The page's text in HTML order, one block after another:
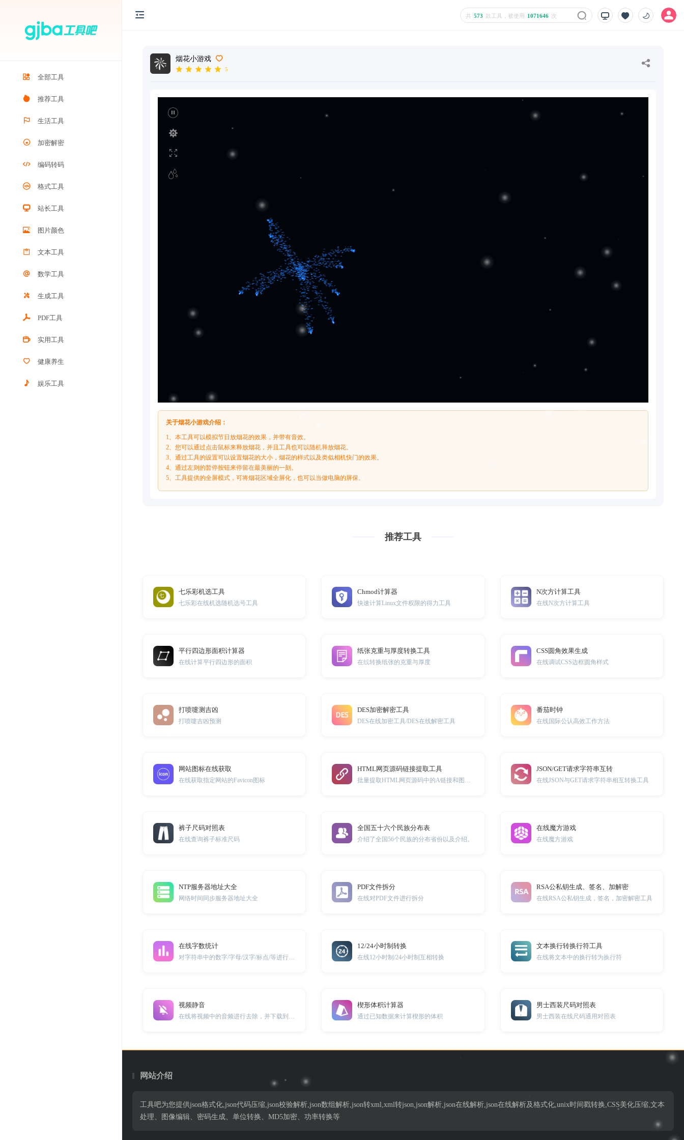
全部工具
推荐工具
生活工具
加密解密
编码转码
格式工具
站长工具
图片颜色
文本工具
数学工具
生成工具
PDF工具
实用工具
健康养生
娱乐工具
共 573 款工具，被使用 1071646 次
烟花小游戏
5
关于烟花小游戏介绍：
1、本工具可以模拟节日放烟花的效果，并带有音效。
2、您可以通过点击鼠标来释放烟花，并且工具也可以随机释放烟花。
3、通过工具的设置可以设置烟花的大小，烟花的样式以及类似相机快门的效果。
4、通过左则的暂停按钮来停留在最美丽的一刻。
5、工具提供的全屏模式，可将烟花区域全屏化，也可以当做电脑的屏保。
推荐工具
七乐彩机选工具
七乐彩在线机选随机选号工具
Chmod计算器
快速计算Linux文件权限的得力工具
N次方计算工具
在线N次方计算工具
平行四边形面积计算器
在线计算平行四边形的面积
纸张克重与厚度转换工具
在线转换纸张的克重与厚度
CSS圆角效果生成
在线调试CSS边框圆角样式
打喷嚏测吉凶
打喷嚏吉凶预测
DES加密解密工具
DES在线加密工具/DES在线解密工具
番茄时钟
在线国际公认高效工作方法
网站图标在线获取
在线获取指定网站的Favicon图标
HTML网页源码链接提取工具 JSON/GET请求字符串互转
在线JSON与GET请求字符串相互转换工具
裤子尺码对照表
在线查询裤子标准尺码
全国五十六个民族分布表
介绍了全国56个民族的分布省份以及介绍。
在线魔方游戏
在线魔方游戏
NTP服务器地址大全
网络时间同步服务器地址大全
PDF文件拆分
在线对PDF文件进行拆分
RSA公私钥生成、签名、加解密
在线RSA公私钥生成，签名，加密解密工具
在线字数统计 12/24小时制转换
在线12小时制/24小时制互相转换
文本换行转换行符工具
在线将文本中的换行转为换行符
视频静音 楔形体积计算器
通过已知数据来计算楔形的体积
男士西装尺码对照表
男士西装在线尺码通用对照表
网站介绍
工具吧为您提供json格式化,json代码压缩,json校验解析,json数组解析,json转xml,xml转json,json解析,json在线解析,json在线解析及格式化,unix时间戳转换,CSS美化压缩,文本
处理、图像编辑、密码生成、单位转换、MD5加密、功率转换等